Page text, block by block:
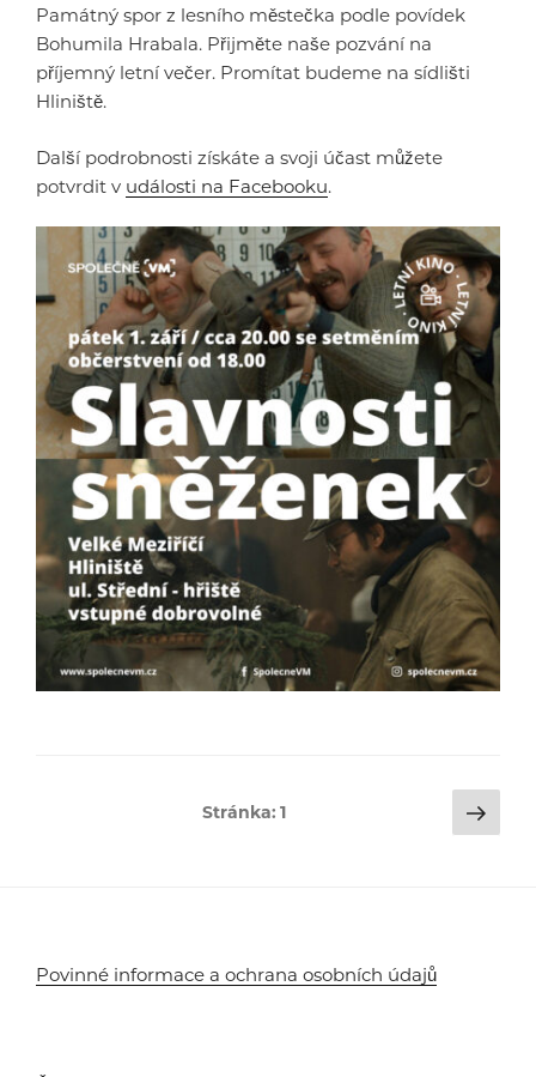
Památný spor z lesního městečka podle povídek
Bohumila Hrabala. Přijměte naše pozvání na
příjemný letní večer. Promítat budeme na sídlišti
Hliniště.
Další podrobnosti získáte a svoji účast můžete
potvrdit v události na Facebooku.
Stránka:1
Povinné informace a ochrana osobních údajů